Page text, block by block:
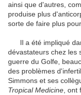
ainsi que d'autres,
produise plus
sorte de faire plus
Il a été impliqué
dévastateurs chez les
guerre du Golfe,
des problèmes
Simmons et ses
Tropical Medicine ,